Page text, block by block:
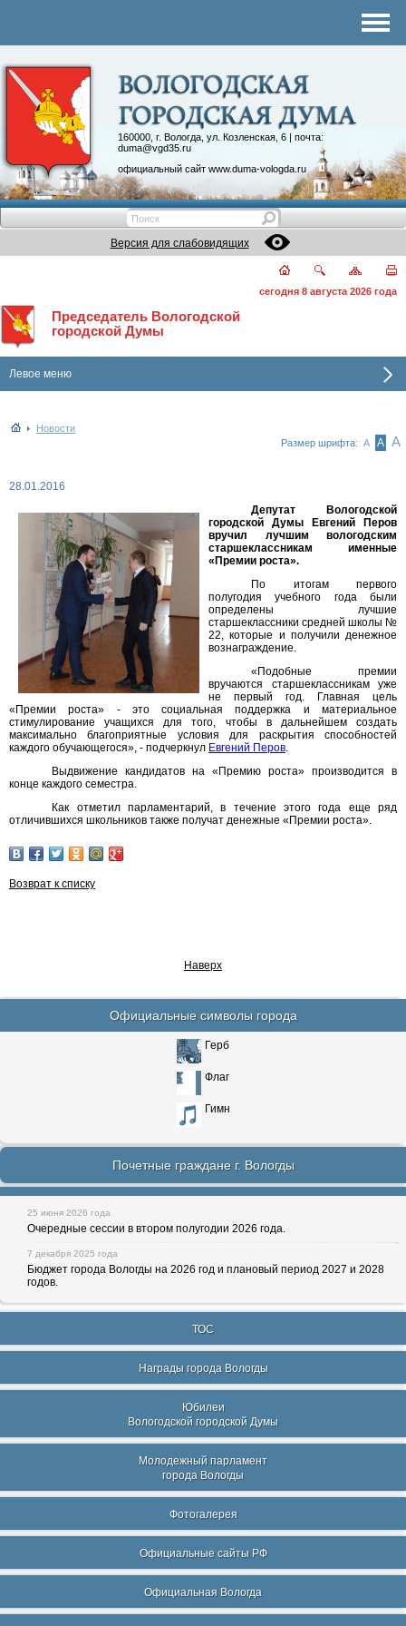
160000, г. Вологда, ул. Козленская, 6 | почта:
duma@vgd35.ru
официальный сайт www.duma-vologda.ru
Контакты
Депутатские объединения
Версия для слабовидящих
сегодня 8 августа 2026 года
Председатель Вологодской
городской Думы
Левое меню
Новости
Размер шрифта: А А А
28.01.2016
Депутат Вологодской
городской Думы Евгений Перов
вручил лучшим вологодским
старшеклассникам именные
«Премии роста».
По итогам первого
полугодия учебного года были
определены лучшие
старшеклассники средней школы №
22, которые и получили денежное
вознаграждение.
«Подобные премии
вручаются старшеклассникам уже
не первый год. Главная цель
«Премии роста» - это социальная поддержка и материальное
стимулирование учащихся для того, чтобы в дальнейшем создать
максимально благоприятные условия для раскрытия способностей
каждого обучающегося», - подчеркнул Евгений Перов.
Выдвижение кандидатов на «Премию роста» производится в
конце каждого семестра.
Как отметил парламентарий, в течение этого года еще ряд
отличившихся школьников также получат денежные «Премии роста».
Возврат к списку
Наверх
Официальные символы города
Герб
Флаг
Гимн
Почетные граждане г. Вологды
25 июня 2026 года
Очередные сессии в втором полугодии 2026 года.
7 декабря 2025 года
Бюджет города Вологды на 2026 год и плановый период 2027 и 2028
годов.
ТОС
Награды города Вологды
Юбилеи
Вологодской городской Думы
Молодежный парламент
города Вологды
Фотогалерея
Официальные сайты РФ
Официальная Вологда